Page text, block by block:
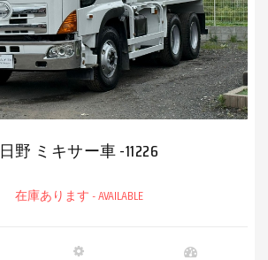
日野 ミキサー車 -11226
在庫あります - AVAILABLE